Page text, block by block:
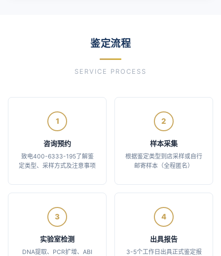
鉴定流程
SERVICE PROCESS
1
咨询预约
致电400-6333-195了解鉴
定类型、采样方式及注意事项
2
样本采集
根据鉴定类型到店采样或自行
邮寄样本（全程匿名）
3
实验室检测
DNA提取、PCR扩增、ABI
4
出具报告
3-5个工作日出具正式鉴定报